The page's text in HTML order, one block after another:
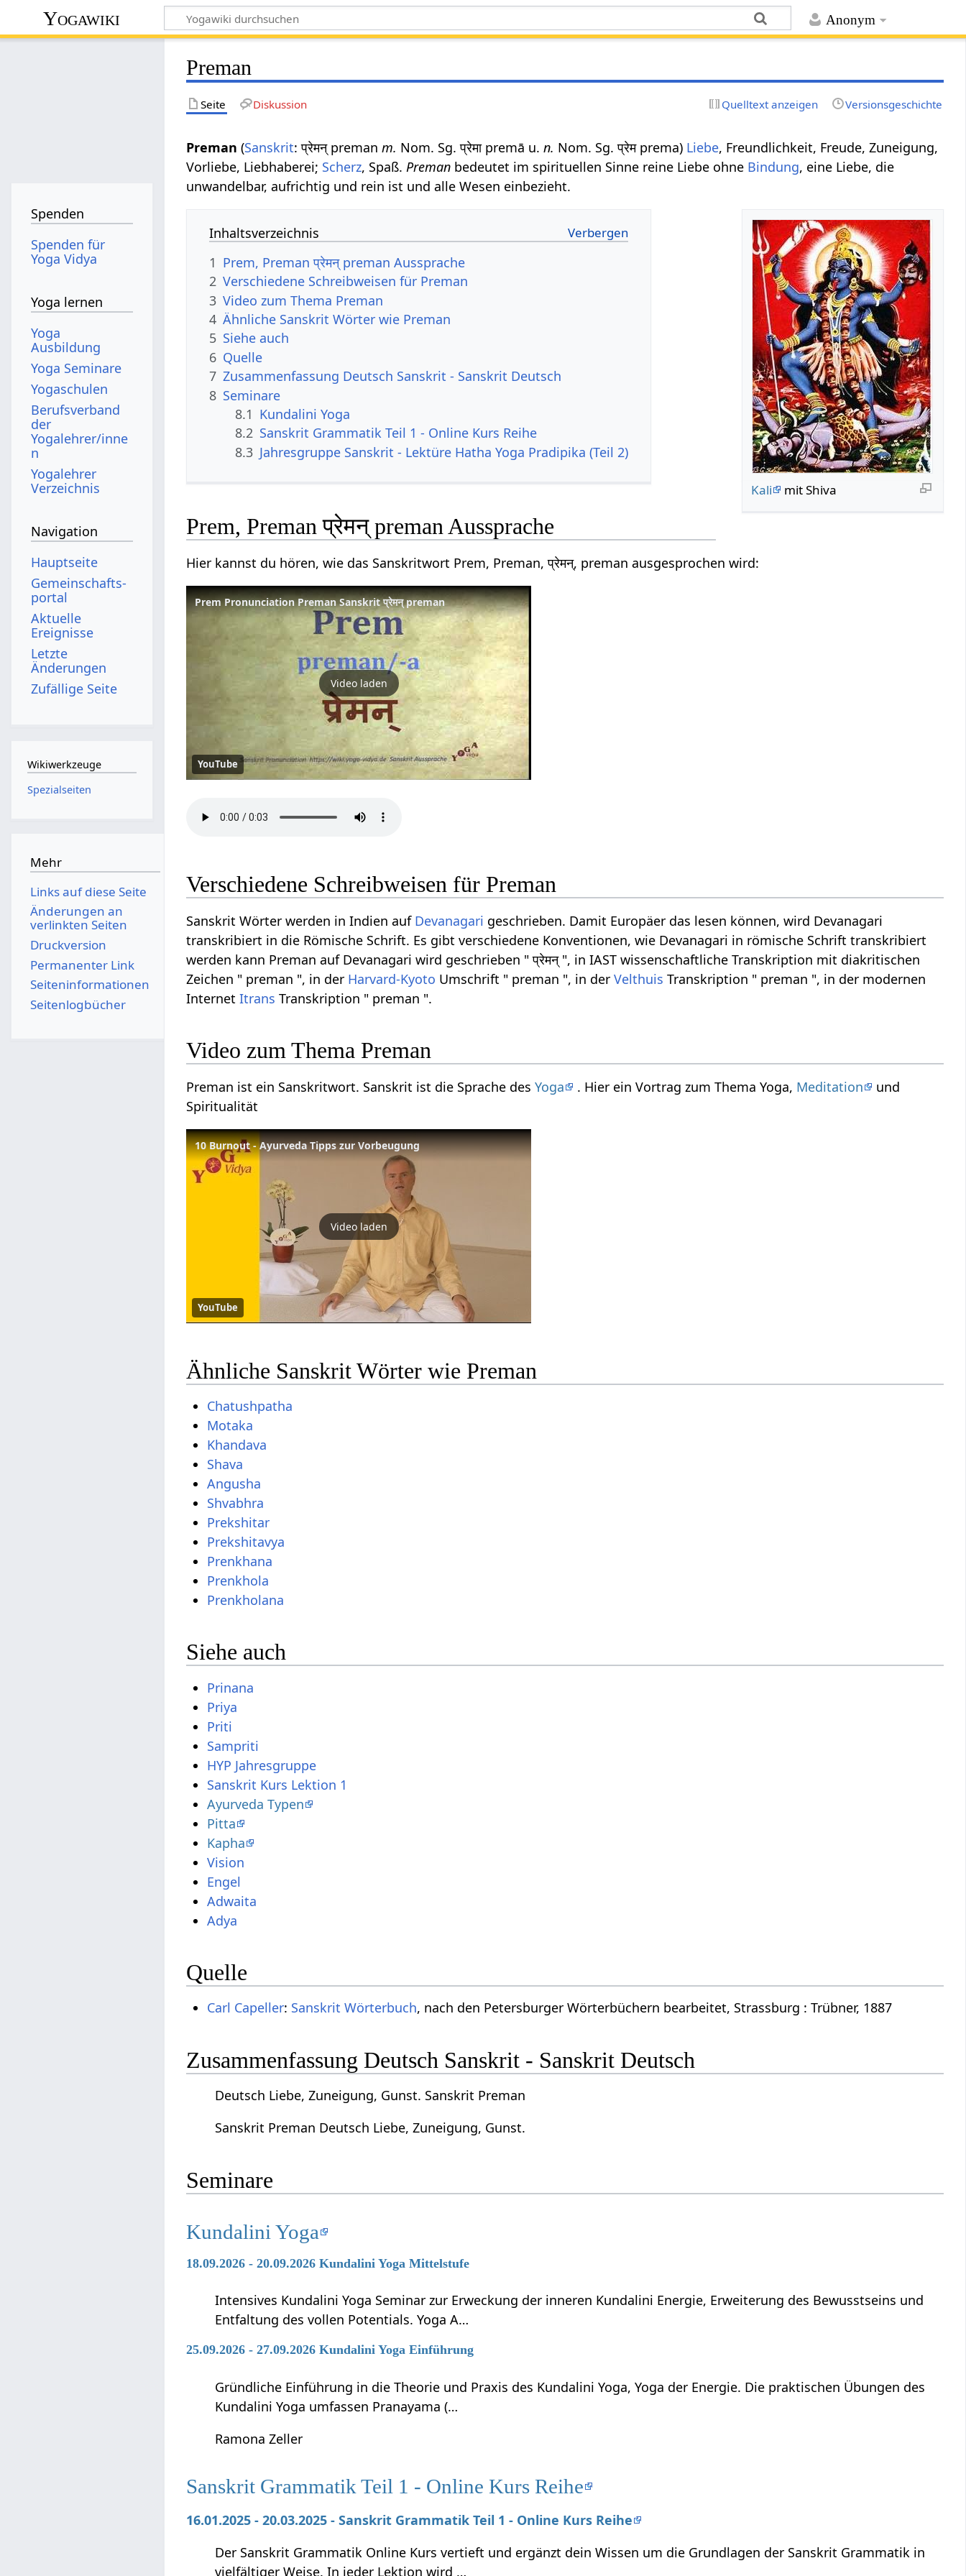
Anonym
Yogawiki
Preman
Seite Diskussion Quelltext anzeigen Versionsgeschichte
Preman (Sanskrit: प्रेमन् premanm. Nom. Sg. प्रेमा premā u.n. Nom. Sg. प्रेम prema) Liebe, Freundlichkeit, Freude, Zuneigung,
Vorliebe, Liebhaberei; Scherz, Spaß. Preman bedeutet im spirituellen Sinne reine Liebe ohne Bindung, eine Liebe, die
unwandelbar, aufrichtig und rein ist und alle Wesen einbezieht.
Kali mit Shiva
Inhaltsverzeichnis
1 Prem, Preman प्रेमन् preman Aussprache
2 Verschiedene Schreibweisen für Preman
3 Video zum Thema Preman
4 Ähnliche Sanskrit Wörter wie Preman
5 Siehe auch
6 Quelle
7 Zusammenfassung Deutsch Sanskrit - Sanskrit Deutsch
8 Seminare
8.1 Kundalini Yoga
8.2 Sanskrit Grammatik Teil 1 - Online Kurs Reihe
8.3 Jahresgruppe Sanskrit - Lektüre Hatha Yoga Pradipika (Teil 2)
Prem, Preman प्रेमन् preman Aussprache
Hier kannst du hören, wie das Sanskritwort Prem, Preman, प्रेमन्, preman ausgesprochen wird:
Prem Pronunciation Preman Sanskrit प्रेमन् preman
Video laden
YouTube
Verschiedene Schreibweisen für Preman
Sanskrit Wörter werden in Indien auf Devanagari geschrieben. Damit Europäer das lesen können, wird Devanagari
transkribiert in die Römische Schrift. Es gibt verschiedene Konventionen, wie Devanagari in römische Schrift transkribiert
werden kann Preman auf Devanagari wird geschrieben " प्रेमन् ", in IAST wissenschaftliche Transkription mit diakritischen
Zeichen " preman ", in der Harvard-Kyoto Umschrift " preman ", in derVelthuis Transkription " preman ", in der modernen
InternetItrans Transkription " preman ".
Video zum Thema Preman
Preman ist ein Sanskritwort. Sanskrit ist die Sprache desYoga . Hier ein Vortrag zum Thema Yoga, Meditation
und
Spiritualität
10 Burnout - Ayurveda Tipps zur Vorbeugung
Video laden
YouTube
Ähnliche Sanskrit Wörter wie Preman
Chatushpatha
Motaka
Khandava
Shava
Angusha
Shvabhra
Prekshitar
Prekshitavya
Prenkhana
Prenkhola
Prenkholana
Siehe auch
Prinana
Priya
Priti
Sampriti
HYP Jahresgruppe
Sanskrit Kurs Lektion 1
Ayurveda Typen
Pitta
Kapha
Vision
Engel
Adwaita
Adya
Quelle
Carl Capeller: Sanskrit Wörterbuch, nach den Petersburger Wörterbüchern bearbeitet, Strassburg : Trübner, 1887
Zusammenfassung Deutsch Sanskrit - Sanskrit Deutsch
Deutsch Liebe, Zuneigung, Gunst. Sanskrit Preman
Sanskrit Preman Deutsch Liebe, Zuneigung, Gunst.
Seminare
Kundalini Yoga
18.09.2026 - 20.09.2026 Kundalini Yoga Mittelstufe
Intensives Kundalini Yoga Seminar zur Erweckung der inneren Kundalini Energie, Erweiterung des Bewusstseins und
Entfaltung des vollen Potentials. Yoga A…
25.09.2026 - 27.09.2026 Kundalini Yoga Einführung
Gründliche Einführung in die Theorie und Praxis des Kundalini Yoga, Yoga der Energie. Die praktischen Übungen des
Kundalini Yoga umfassen Pranayama (…
Ramona Zeller
Sanskrit Grammatik Teil 1 - Online Kurs Reihe
16.01.2025 - 20.03.2025 - Sanskrit Grammatik Teil 1 - Online Kurs Reihe
Der Sanskrit Grammatik Online Kurs vertieft und ergänzt dein Wissen um die Grundlagen der Sanskrit Grammatik in
vielfältiger Weise. In jeder Lektion wird …
Spenden
Spenden für
Yoga Vidya
Yoga lernen
Yoga
Ausbildung
Yoga Seminare
Yogaschulen
Berufsverband
der
Yogalehrer/inne
n
Yogalehrer
Verzeichnis
Navigation
Hauptseite
Gemeinschafts­
portal
Aktuelle
Ereignisse
Letzte
Änderungen
Zufällige Seite
Wikiwerkzeuge
Spezialseiten
Mehr
Links auf diese Seite
Änderungen an
verlinkten Seiten
Druckversion
Permanenter Link
Seiten­­informationen
Seitenlogbücher